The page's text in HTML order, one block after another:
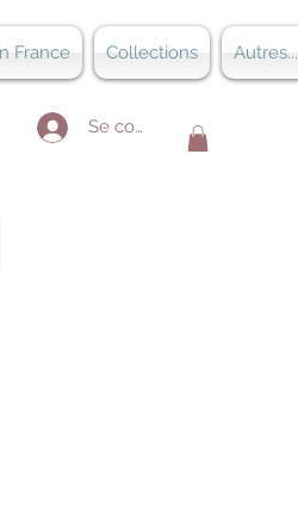
France Collections Autres...
Se connecter